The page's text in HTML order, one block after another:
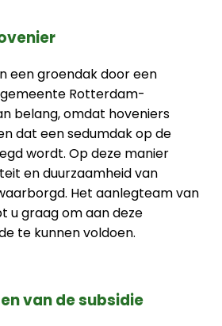
een groendak door een
Rotterdam-
belang, omdat hoveniers
dat een sedumdak op de
wordt. Op deze manier
en duurzaamheid van
Het aanlegteam van
u graag om aan deze
te kunnen voldoen.
van de subsidie